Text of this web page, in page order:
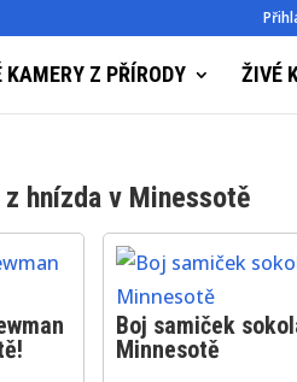
KAMERY Z PŘÍRODY ŽIVÉ
hnízda v Minessotě
Boj samiček
Minnesotě